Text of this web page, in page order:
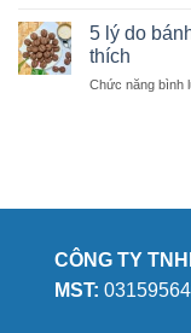
5 lý do
thích
Chức năng bình
CÔNG TY
MST: